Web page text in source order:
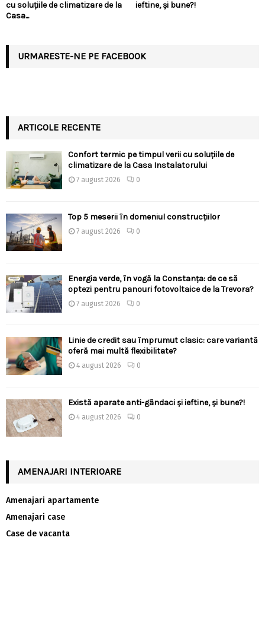
cu soluțiile de climatizare de la
Casa...
ieftine, și bune?!
URMARESTE-NE PE FACEBOOK
ARTICOLE RECENTE
Confort termic pe timpul verii cu soluțiile de
climatizare de la Casa Instalatorului
7 august 2026 0
Top 5 meserii în domeniul construcțiilor
7 august 2026 0
Energia verde, în vogă la Constanța: de ce să
optezi pentru panouri fotovoltaice de la Trevora?
7 august 2026 0
Linie de credit sau împrumut clasic: care variantă
oferă mai multă flexibilitate?
4 august 2026 0
Există aparate anti-gândaci și ieftine, și bune?!
4 august 2026 0
AMENAJARI INTERIOARE
Amenajari apartamente
Amenajari case
Case de vacanta